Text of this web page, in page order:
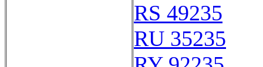
RS 49235
RU 35235